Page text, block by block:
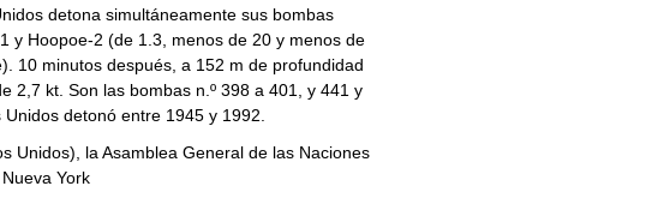
detona simultáneamente sus bombas
y Hoopoe-2 (de 1.3, menos de 20 y menos de
10 minutos después, a 152 m de profundidad
2,7 kt. Son las bombas n.º 398 a 401, y 441 y
detonó entre 1945 y 1992.
Unidos), la Asamblea General de las Naciones
York